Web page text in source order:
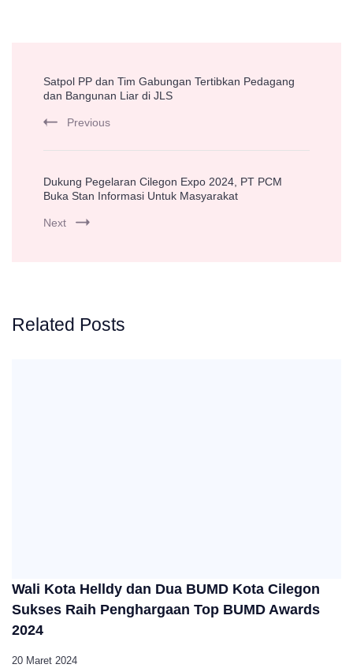
Navigation
Satpol PP dan Tim Gabungan Tertibkan Pedagang
dan Bangunan Liar di JLS
Previous
Dukung Pegelaran Cilegon Expo 2024, PT PCM
Buka Stan Informasi Untuk Masyarakat
Next
Related Posts
Wali Kota Helldy dan Dua BUMD Kota Cilegon
Sukses Raih Penghargaan Top BUMD Awards
2024
20 Maret 2024